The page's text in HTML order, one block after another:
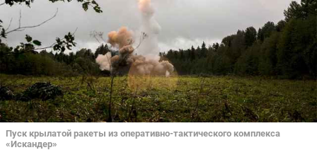
Пуск крылатой ракеты из оперативно-тактического комплекса
«Искандер»